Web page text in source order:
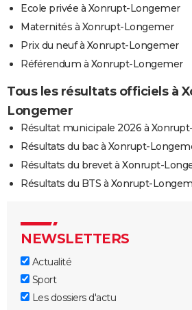
Ecole privée à Xonrupt-Longemer
Maternités à Xonrupt-Longemer
Prix du neuf à Xonrupt-Longemer
Référendum à Xonrupt-Longemer
Tous les résultats officiels à
Longemer
Résultat municipale 2026 à
Résultats du bac à Xonrupt-
Résultats du brevet à Xonrupt-
Résultats du BTS à Xonrupt-
NEWSLETTERS
Actualité
Sport
Les dossiers d'actu